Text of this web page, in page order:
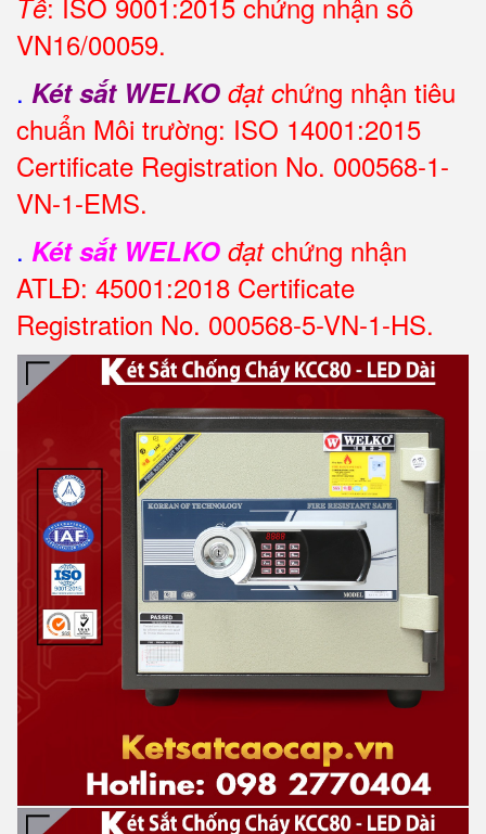
VN16/00059.
. Két sắt WELKO đạt chứng nhận tiêu
chuẩn Môi trường: ISO 14001:2015
Certificate Registration No. 000568-1-
VN-1-EMS.
. Két sắt WELKO đạtchứng nhận
ATLĐ: 45001:2018 Certificate
Registration No. 000568-5-VN-1-HS.